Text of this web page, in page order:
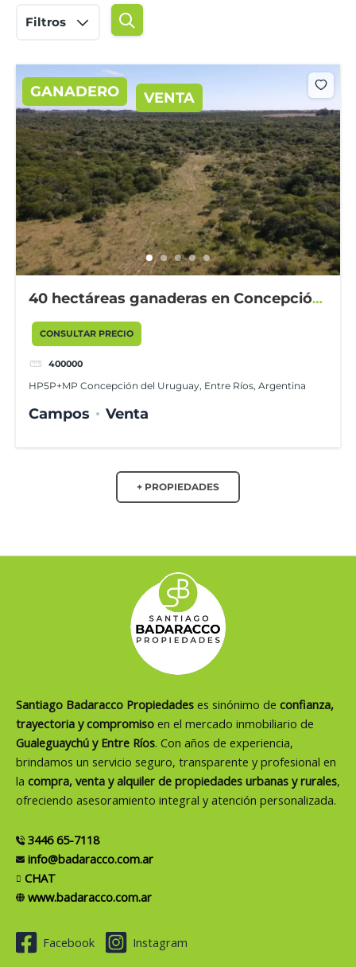
Filtros
GANADERO VENTA
40 hectáreas ganaderas en Concepción
del Uruguay
CONSULTAR PRECIO
400000
HP5P+MP Concepción del Uruguay, Entre Ríos, Argentina
Campos Venta
+ PROPIEDADES
Santiago Badaracco Propiedades es sinónimo de confianza,
trayectoria y compromiso en el mercado inmobiliario de
Gualeguaychú y Entre Ríos. Con años de experiencia,
brindamos un servicio seguro, transparente y profesional en
la compra, venta y alquiler de propiedades urbanas y rurales,
ofreciendo asesoramiento integral y atención personalizada.
3446 65-7118
info@badaracco.com.ar
CHAT
www.badaracco.com.ar
Facebook Instagram